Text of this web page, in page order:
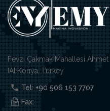
Fevzi Çakmak Mahallesi
IAI Konya, Turkey
Tel: +90 506 153 7707
Fax: